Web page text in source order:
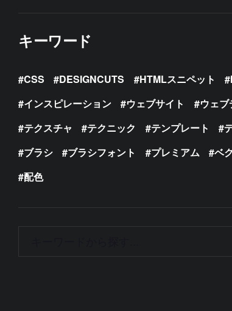
キーワード
CSS DESIGNCUTS HTMLスニペット
インスピレーション
ウェブサイト ウェブ
テクスチャ
テクニック テンプレート
ブラシ
ブラシフォント プレミアム ベ
配色